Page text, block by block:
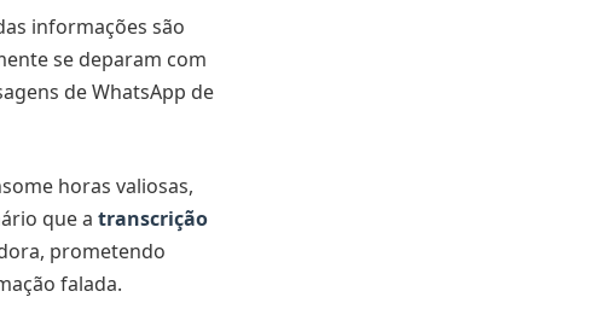
informações são
se deparam com
de WhatsApp de
horas valiosas,
que a transcrição
prometendo
falada.